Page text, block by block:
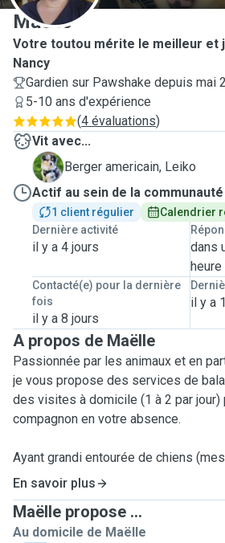
Maëlle
Votre toutou mérite le meilleur et
Nancy
Gardien sur Pawshake depuis mai
5-10 ans d'expérience
(4 évaluations)
Vit avec...
L
Berger americain, Leiko
Actif au sein de la
1 client régulier
Calendrier
Dernière activité
il y a 4 jours
dans
heure
Contacté(e) pour la dernière
fois
il y a 8 jours
il y a
A propos de Maëlle
Passionnée par les animaux et en
je vous propose des services de
des visites à domicile (1 à 2 par jour)
compagnon en votre absence.
Ayant grandi entourée de chiens
et étant moi-même propriétaire d’un
acquis une solide expérience et une
compréhension de leurs besoins.
En savoir plus
Maëlle propose ...
Au domicile de Maëlle